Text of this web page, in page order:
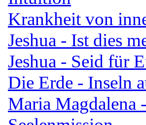
Krankheit von
Jeshua - Ist dies
Jeshua - Seid für
Die Erde - Inseln
Maria Magdalena